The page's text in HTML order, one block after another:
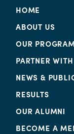
HOME
ABOUT US
OUR
PARTNER
NEWS &
RESULTS
OUR ALUMNI
BECOME A